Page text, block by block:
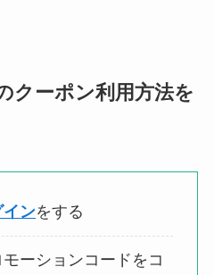
クーポン利用方法を
インをする
ーションコードをコ